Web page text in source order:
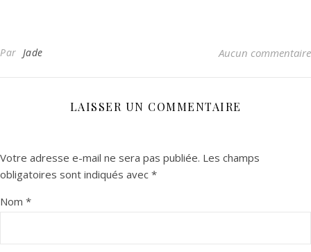
Par Jade Aucun commentaire
LAISSER UN COMMENTAIRE
Votre adresse e-mail ne sera pas publiée. Les champs
obligatoires sont indiqués avec *
Nom *